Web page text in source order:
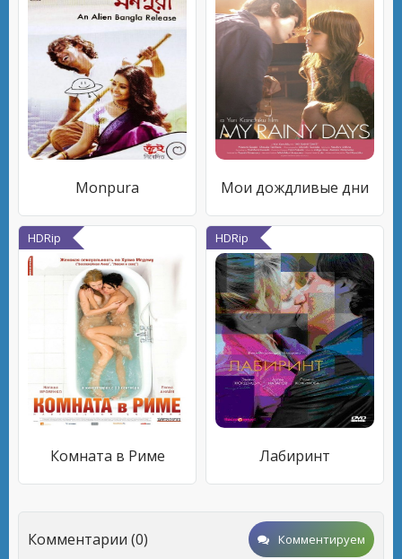
Monpura Мои дождливые дни
HDRip
Комната в Риме
HDRip
Лабиринт
Комментарии (0) Комментируем